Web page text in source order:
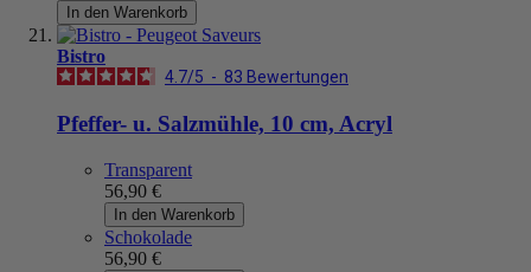
In den Warenkorb
Bistro
4.7/5 - 83 Bewertungen
Pfeffer- u. Salzmühle, 10 cm, Acryl
Transparent
56,90 €
In den Warenkorb
Schokolade
56,90 €